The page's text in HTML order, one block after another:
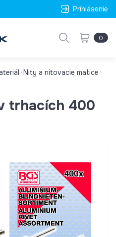
Prihlásenie
0
Nity a nitovacie matice
trhacích 400